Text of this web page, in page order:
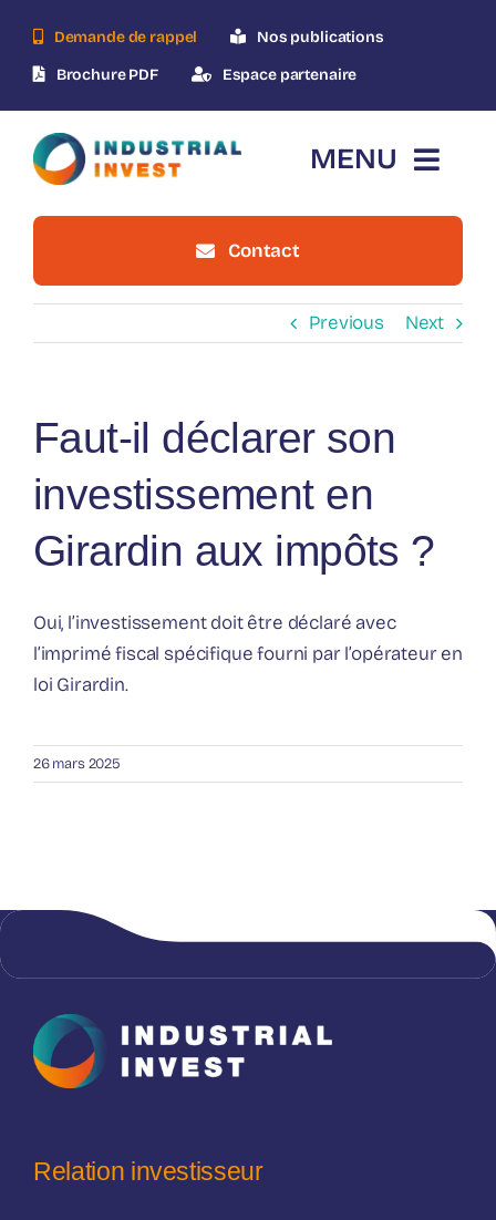
content
Demande de rappel
Nos publications
Brochure PDF
Espace partenaire
MENU
Nos publications
Contact
Previous Next
Faut-il déclarer son
investissement en
Girardin aux impôts ?
Oui, l’investissement doit être déclaré avec
l’imprimé fiscal spécifique fourni par l’opérateur en
loi Girardin.
26 mars 2025
Relation investisseur